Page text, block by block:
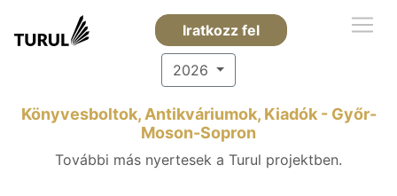
Iratkozz fel
2026
Könyvesboltok, Antikváriumok, Kiadók - Győr-
Moson-Sopron
További más nyertesek a Turul projektben.